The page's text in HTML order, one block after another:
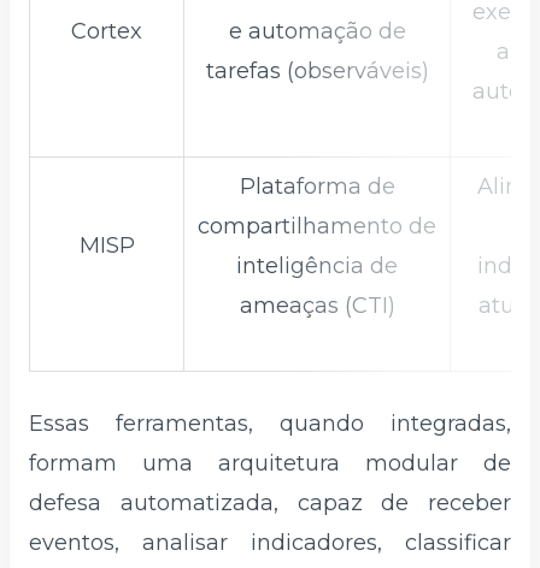
Cortex
e automação de
tarefas (observáveis)
MISP
Plataforma de
compartilhamento de
inteligência de
ameaças (CTI)
Essas ferramentas, quando integradas,
formam uma arquitetura modular de
defesa automatizada, capaz de receber
eventos, analisar indicadores, classificar